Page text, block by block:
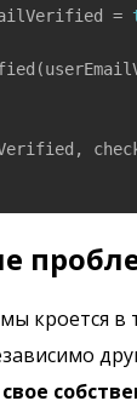
=
кроется в